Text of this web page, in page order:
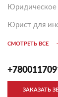
Юридическое
Юрист для
СМОТРЕТЬ ВСЕ
ЗАКАЗАТЬ